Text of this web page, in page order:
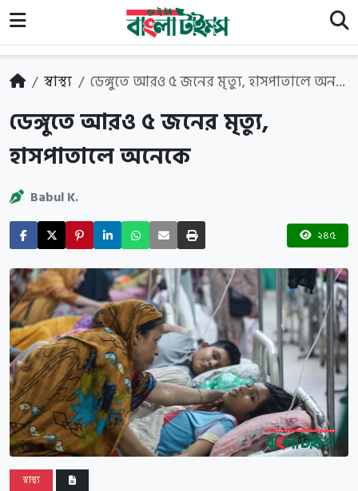
স্বাস্থ্য ডেঙ্গুতে আরও ৫ জনের মৃত্যু, হাসপাতালে অন...
ডেঙ্গুতে আরও ৫ জনের মৃত্যু,
হাসপাতালে অনেকে
Babul K.
২৪৫
স্বাস্থ্য